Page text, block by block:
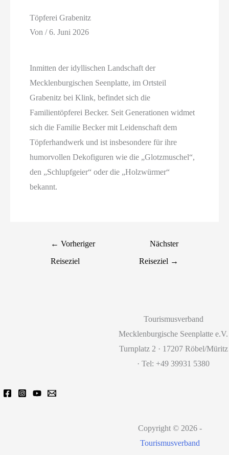
Töpferei Grabenitz
Von/6. Juni 2026
Inmitten der idyllischen Landschaft der
Mecklenburgischen Seenplatte, im Ortsteil
Grabenitz bei Klink, befindet sich die
Familientöpferei Becker. Seit Generationen widmet
sich die Familie Becker mit Leidenschaft dem
Töpferhandwerk und ist insbesondere für ihre
humorvollen Dekofiguren wie die „Glotzmuschel“,
den „Schlupfgeier“ oder die „Holzwürmer“
bekannt.
← Vorheriger
Reiseziel
Nächster
Reiseziel →
Tourismusverband
Mecklenburgische Seenplatte e.V.
Turnplatz 2 · 17207 Röbel/Müritz
· Tel: +49 39931 5380
Copyright © 2026 -
Tourismusverband